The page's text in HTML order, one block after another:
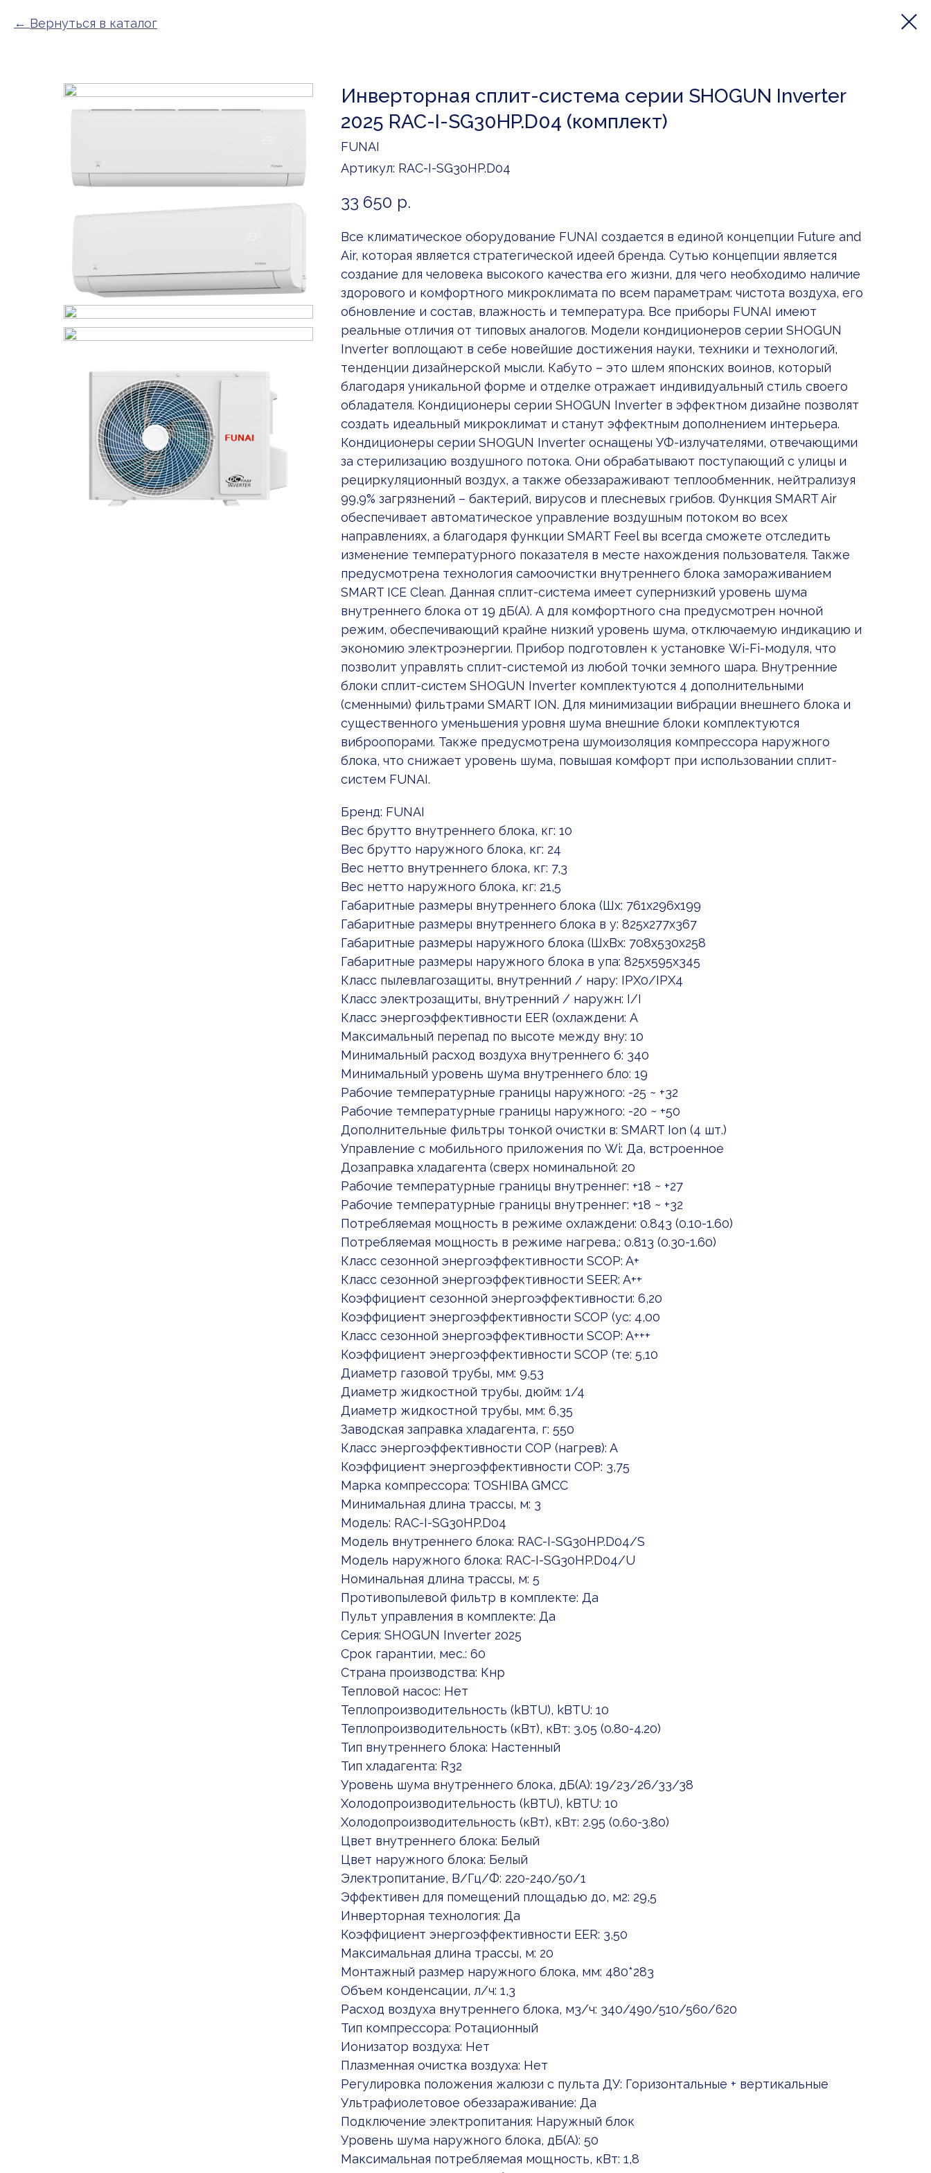
Вернуться в каталог
Инверторная сплит-система серии SHOGUN Inverter
2025 RAC-I-SG30HP.D04 (комплект)
FUNAI
Артикул: RAC-I-SG30HP.D04
33 650 р.
Все климатическое оборудование FUNAI создается в единой концепции Future and
Air, которая является стратегической идеей бренда. Сутью концепции является
создание для человека высокого качества его жизни, для чего необходимо наличие
здорового и комфортного микроклимата по всем параметрам: чистота воздуха, его
обновление и состав, влажность и температура. Все приборы FUNAI имеют
реальные отличия от типовых аналогов. Модели кондиционеров серии SHOGUN
Inverter воплощают в себе новейшие достижения науки, техники и технологий,
тенденции дизайнерской мысли. Кабуто – это шлем японских воинов, который
благодаря уникальной форме и отделке отражает индивидуальный стиль своего
обладателя. Кондиционеры серии SHOGUN Inverter в эффектном дизайне позволят
создать идеальный микроклимат и станут эффектным дополнением интерьера.
Кондиционеры серии SHOGUN Inverter оснащены УФ-излучателями, отвечающими
за стерилизацию воздушного потока. Они обрабатывают поступающий с улицы и
рециркуляционный воздух, а также обеззараживают теплообменник, нейтрализуя
99,9% загрязнений – бактерий, вирусов и плесневых грибов. Функция SMART Air
обеспечивает автоматическое управление воздушным потоком во всех
направлениях, а благодаря функции SMART Feel вы всегда сможете отследить
изменение температурного показателя в месте нахождения пользователя. Также
предусмотрена технология самоочистки внутреннего блока замораживанием
SMART ICE Clean. Данная сплит-система имеет супернизкий уровень шума
внутреннего блока от 19 дБ(А). А для комфортного сна предусмотрен ночной
режим, обеспечивающий крайне низкий уровень шума, отключаемую индикацию и
экономию электроэнергии. Прибор подготовлен к установке Wi-Fi-модуля, что
позволит управлять сплит-системой из любой точки земного шара. Внутренние
блоки сплит-систем SHOGUN Inverter комплектуются 4 дополнительными
(сменными) фильтрами SMART ION. Для минимизации вибрации внешнего блока и
существенного уменьшения уровня шума внешние блоки комплектуются
виброопорами. Также предусмотрена шумоизоляция компрессора наружного
блока, что снижает уровень шума, повышая комфорт при использовании сплит-
систем FUNAI.
Бренд: FUNAI
Вес брутто внутреннего блока, кг: 10
Вес брутто наружного блока, кг: 24
Вес нетто внутреннего блока, кг: 7,3
Вес нетто наружного блока, кг: 21,5
Габаритные размеры внутреннего блока (Шx: 761x296x199
Габаритные размеры внутреннего блока в у: 825x277x367
Габаритные размеры наружного блока (ШxВx: 708x530x258
Габаритные размеры наружного блока в упа: 825x595x345
Класс пылевлагозащиты, внутренний / нару: IPX0/IPX4
Класс электрозащиты, внутренний / наружн: I/I
Класс энергоэффективности EER (охлаждени: A
Максимальный перепад по высоте между вну: 10
Минимальный расход воздуха внутреннего б: 340
Минимальный уровень шума внутреннего бло: 19
Рабочие температурные границы наружного: -25 ~ +32
Рабочие температурные границы наружного: -20 ~ +50
Дополнительные фильтры тонкой очистки в: SMART Ion (4 шт.)
Управление c мобильного приложения по Wi: Да, встроенное
Дозаправка хладагента (сверх номинальной: 20
Рабочие температурные границы внутреннег: +18 ~ +27
Рабочие температурные границы внутреннег: +18 ~ +32
Потребляемая мощность в режиме охлаждени: 0.843 (0.10-1.60)
Потребляемая мощность в режиме нагрева,: 0.813 (0.30-1.60)
Класс сезонной энергоэффективности SCOP: A+
Класс сезонной энергоэффективности SEER: A++
Коэффициент сезонной энергоэффективности: 6,20
Коэффициент энергоэффективности SCOP (ус: 4,00
Класс сезонной энергоэффективности SCOP: A+++
Коэффициент энергоэффективности SCOP (те: 5,10
Диаметр газовой трубы, мм: 9,53
Диаметр жидкостной трубы, дюйм: 1/4
Диаметр жидкостной трубы, мм: 6,35
Заводская заправка хладагента, г: 550
Класс энергоэффективности COP (нагрев): A
Коэффициент энергоэффективности COP: 3,75
Марка компрессора: TOSHIBA GMCC
Минимальная длина трассы, м: 3
Модель: RAC-I-SG30HP.D04
Модель внутреннего блока: RAC-I-SG30HP.D04/S
Модель наружного блока: RAC-I-SG30HP.D04/U
Номинальная длина трассы, м: 5
Противопылевой фильтр в комплекте: Да
Пульт управления в комплекте: Да
Серия: SHOGUN Inverter 2025
Срок гарантии, мес.: 60
Страна производства: Кнр
Тепловой насос: Нет
Теплопроизводительность (kBTU), kBTU: 10
Теплопроизводительность (кВт), кВт: 3.05 (0.80-4.20)
Тип внутреннего блока: Настенный
Тип хладагента: R32
Уровень шума внутреннего блока, дБ(А): 19/23/26/33/38
Холодопроизводительность (kBTU), kBTU: 10
Холодопроизводительность (кВт), кВт: 2.95 (0.60-3.80)
Цвет внутреннего блока: Белый
Цвет наружного блока: Белый
Электропитание, В/Гц/Ф: 220-240/50/1
Эффективен для помещений площадью до, м2: 29,5
Инверторная технология: Да
Коэффициент энергоэффективности EER: 3,50
Максимальная длина трассы, м: 20
Монтажный размер наружного блока, мм: 480*283
Объем конденсации, л/ч: 1,3
Расход воздуха внутреннего блока, м3/ч: 340/490/510/560/620
Тип компрессора: Ротационный
Ионизатор воздуха: Нет
Плазменная очистка воздуха: Нет
Регулировка положения жалюзи с пульта ДУ: Горизонтальные + вертикальные
Ультрафиолетовое обеззараживание: Да
Подключение электропитания: Наружный блок
Уровень шума наружного блока, дБ(А): 50
Максимальная потребляемая мощность, кВт: 1,8